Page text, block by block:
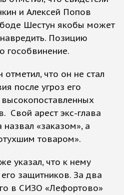
и Алексей Попов
Шестун якобы может
Позицию
гособвинение.
что он не стал
после угроз его
Свой арест экс-глава
«заказом», а
товаром».
указал, что к нему
защитников. За два
в СИЗО «Лефортово»